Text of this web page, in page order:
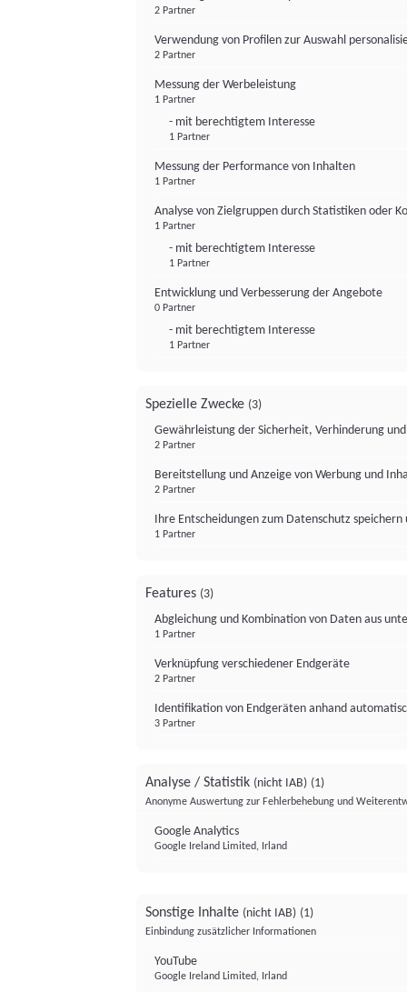
2 Partner
Verwendung von Profilen zur Auswahl
2 Partner
Messung der Werbeleistung
1 Partner
- mit berechtigtem Interesse
1 Partner
Messung der Performance von Inhalten
1 Partner
Analyse von Zielgruppen durch Statistiken oder
1 Partner
- mit berechtigtem Interesse
1 Partner
Entwicklung und Verbesserung der Angebote
0 Partner
- mit berechtigtem Interesse
1 Partner
Spezielle Zwecke (3)
Gewährleistung der Sicherheit, Verhinderung
2 Partner
Bereitstellung und Anzeige von Werbung und
2 Partner
Ihre Entscheidungen zum Datenschutz
1 Partner
Features (3)
Abgleichung und Kombination von Daten aus
1 Partner
Verknüpfung verschiedener Endgeräte
2 Partner
Identifikation von Endgeräten anhand
3 Partner
Analyse / Statistik (nicht IAB) (1)
Anonyme Auswertung zur Fehlerbehebung und
Google Analytics
Google Ireland Limited, Irland
Sonstige Inhalte (nicht IAB) (1)
Einbindung zusätzlicher Informationen
YouTube
Google Ireland Limited, Irland